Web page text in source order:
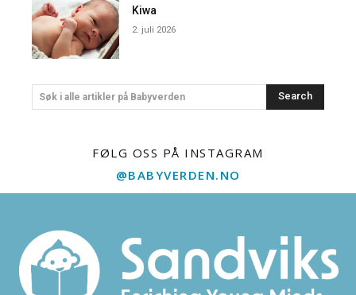
Kiwa
2. juli 2026
Søk i alle artikler på Babyverden Search
FØLG OSS PÅ INSTAGRAM
@BABYVERDEN.NO